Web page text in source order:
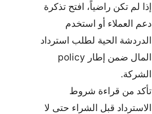
إذا لم تكن راضياً، افتح تذكرة
دعم العملاء أو استخدم
الدردشة الحية لطلب استرداد
المال ضمن إطار policy
الشركة.
تأكد من قراءة شروط
الاسترداد قبل الشراء حتى لا